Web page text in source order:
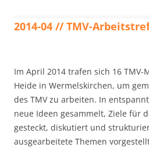
2014-04 // TMV-
Im April 2014 trafen sich 16
Heide in Wermelskirchen, um
des TMV zu arbeiten. In
neue Ideen gesammelt, Ziele für
gesteckt, diskutiert und
ausgearbeitete Themen